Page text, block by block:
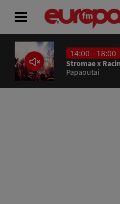
14:00 - 18:00
Stromae x
Papaoutai
ACASĂ
ȘTIRI